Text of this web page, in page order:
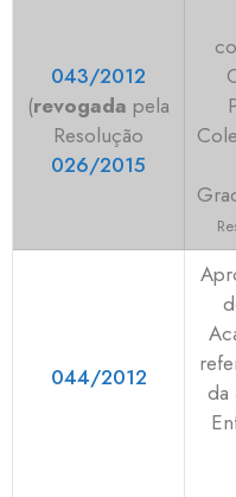
043/2012
(revogada pela
Resolução
026/2015
044/2012
da